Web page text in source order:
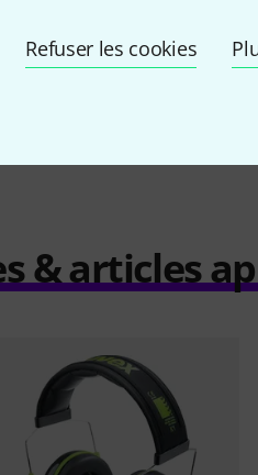
Refuser les cookies
Comparer
& articles